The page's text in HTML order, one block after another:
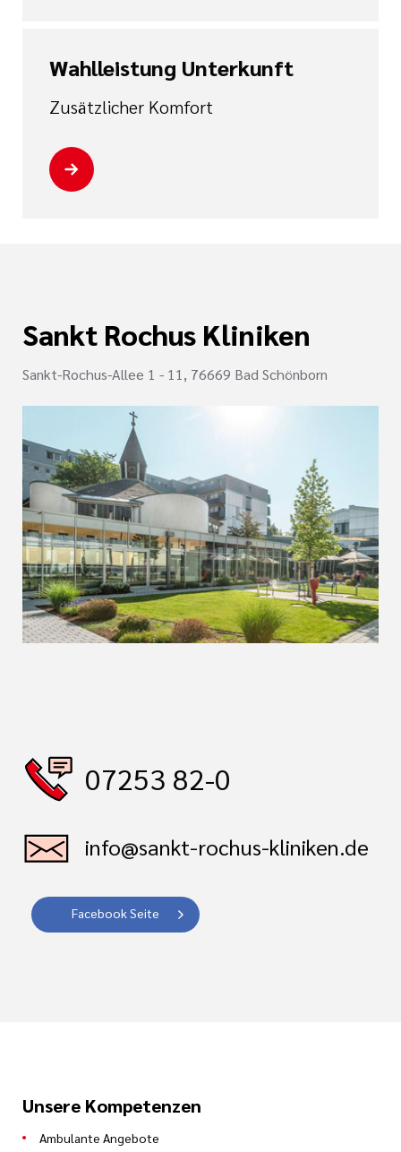
für unsere
Wahlleistung Unterkunft
Zusätzlicher Komfort
Sankt Rochus Kliniken
Sankt-Rochus-Allee 1 - 11, 76669 Bad Schönborn
07253 82-0
info@sankt-rochus-kliniken.de
Facebook Seite
Unsere Kompetenzen
Ambulante Angebote